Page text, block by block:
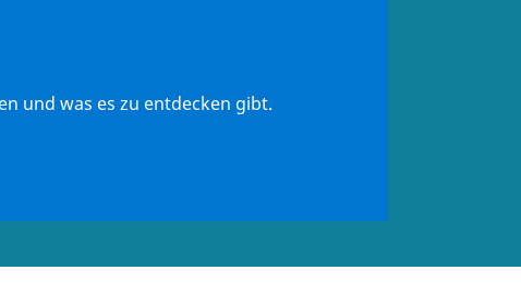
und was es zu entdecken gibt.